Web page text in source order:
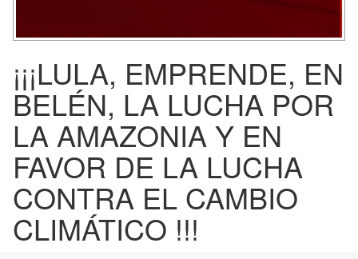
¡¡¡LULA, EMPRENDE, EN
BELÉN, LA LUCHA POR
LA AMAZONIA Y EN
FAVOR DE LA LUCHA
CONTRA EL CAMBIO
CLIMÁTICO !!!